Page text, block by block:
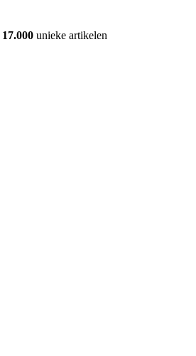
17.000 unieke artikelen